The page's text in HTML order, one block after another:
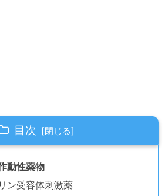
目次
動性薬物
ン受容体刺激薬